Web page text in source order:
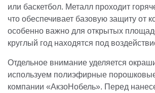
или баскетбол. Металл проходит
что обеспечивает базовую защиту от
особенно важно для открытых
круглый год находятся под
Отдельное внимание уделяется
используем полиэфирные
компании «АкзоНобель». Перед